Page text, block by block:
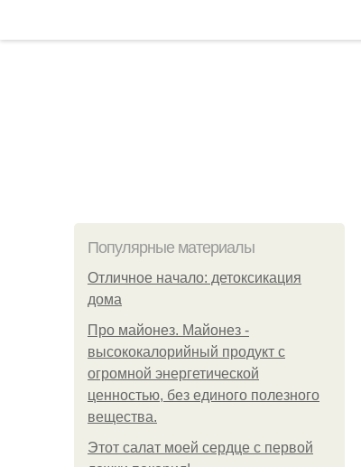
Популярные материалы
Отличное начало: детоксикация
дома
Про майонез. Майонез -
высококалорийный продукт с
огромной энергетической
ценностью, без единого полезного
вещества.
Этот салат моей сердце с первой